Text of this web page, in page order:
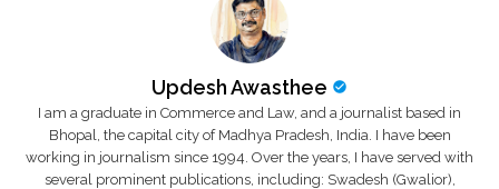
Updesh Awasthee
I am a graduate in Commerce and Law, and a journalist based in
Bhopal, the capital city of Madhya Pradesh, India. I have been
working in journalism since 1994. Over the years, I have served with
several prominent publications, including: Swadesh (Gwalior),